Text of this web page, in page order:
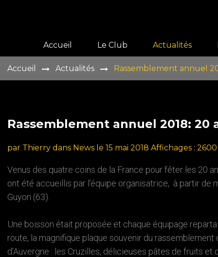
Accueil Le Club
Vie du club
Actualités
Accueil Actualités Rassemblement annuel
Rassemblement annuel 2018: 20
par Thierry dans News le 15 mai 2018 Affichages : 2600
Venus des quatre coins de la France pour fêter les 20
ont été accueillis par l’équipe organisatrice, à partir de
Guyon (63).
Une boisson était proposée et chaque équipage
route, la magnifique plaque souvenir du
d’Auvergne : les Cruzilles, délicieuses pâtes de fruits et